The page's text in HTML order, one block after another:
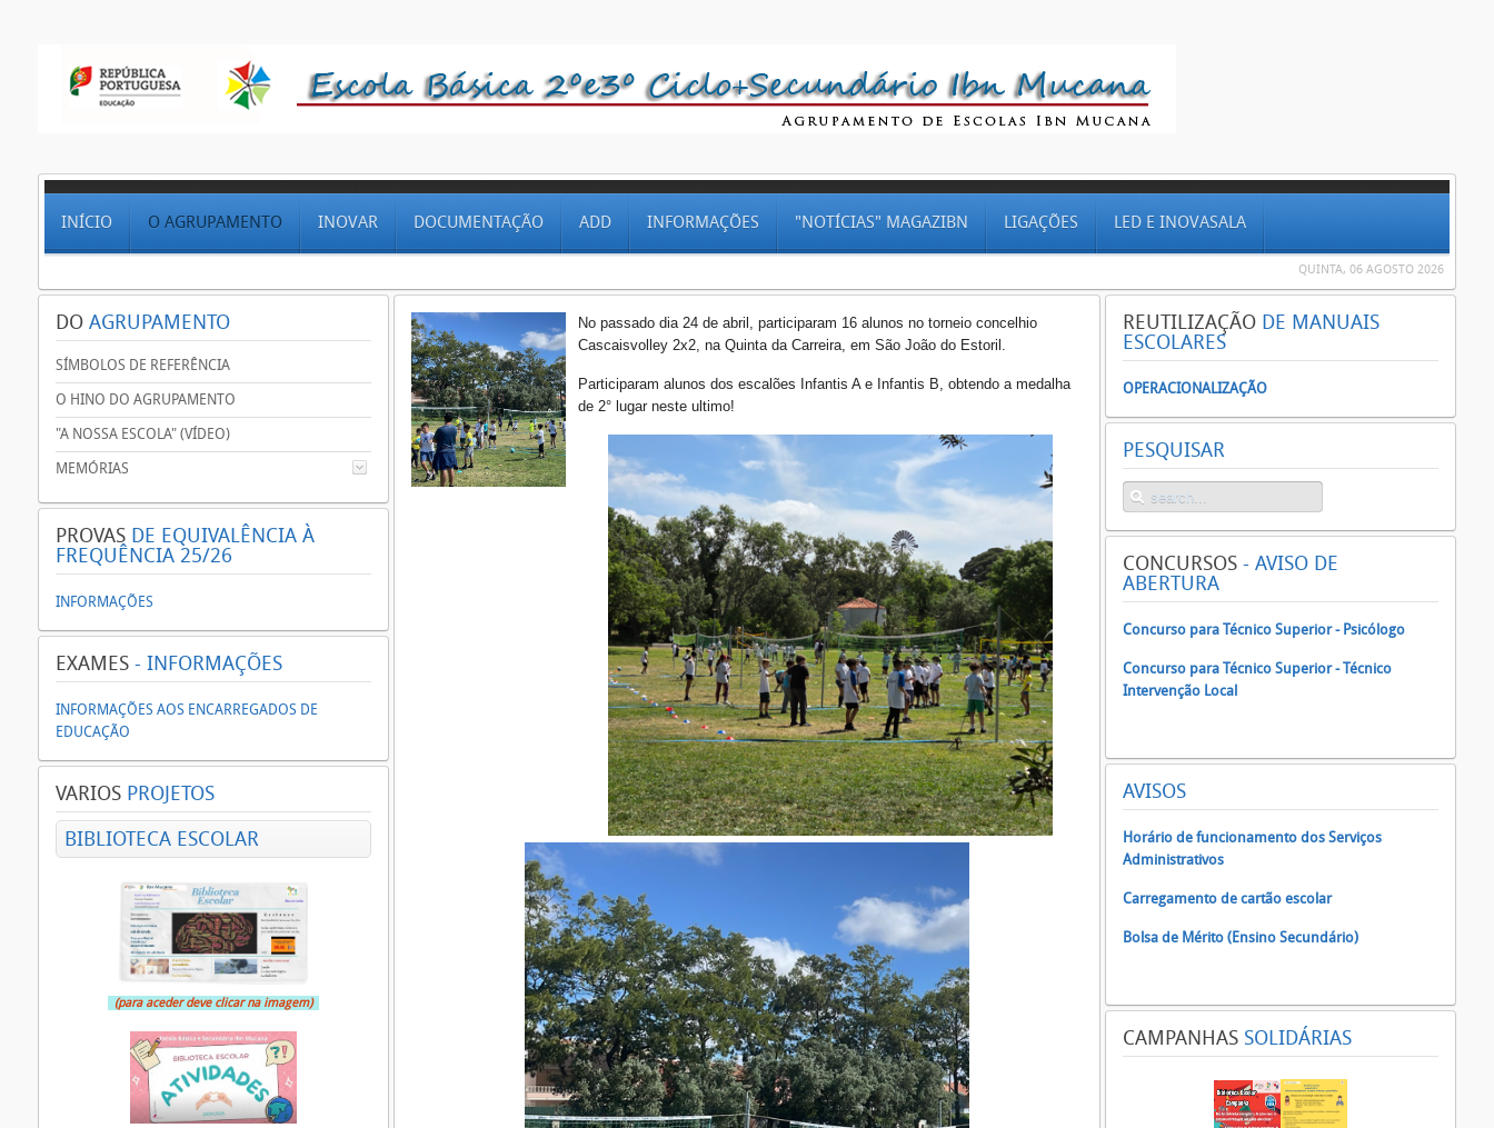
INÍCIO O AGRUPAMENTO INOVAR DOCUMENTAÇÃO ADD INFORMAÇÕES "NOTÍCIAS" MAGAZIBN LIGAÇÕES LED E INOVASALA
QUINTA, 06 AGOSTO 2026
No passado dia 24 de abril, participaram 16 alunos no torneio concelhio
Cascaisvolley 2x2, na Quinta da Carreira, em São João do Estoril.
Participaram alunos dos escalões Infantis A e Infantis B, obtendo a medalha
de 2° lugar neste ultimo!
DO AGRUPAMENTO
SÍMBOLOS DE REFERÊNCIA
O HINO DO AGRUPAMENTO
"A NOSSA ESCOLA" (VÍDEO)
MEMÓRIAS
PROVAS DE EQUIVALÊNCIA À
FREQUÊNCIA 25/26
INFORMAÇÕES
EXAMES - INFORMAÇÕES
INFORMAÇÕES AOS ENCARREGADOS DE
EDUCAÇÃO
VARIOS PROJETOS
BIBLIOTECA ESCOLAR
(para aceder deve clicar na imagem)
REUTILIZAÇÃO DE MANUAIS
ESCOLARES
OPERACIONALIZAÇÃO
PESQUISAR
CONCURSOS - AVISO DE
ABERTURA
Concurso para Técnico Superior - Psicólogo
Concurso para Técnico Superior - Técnico
Intervenção Local
AVISOS
Horário de funcionamento dos Serviços
Administrativos
Carregamento de cartão escolar
Bolsa de Mérito (Ensino Secundário)
CAMPANHAS SOLIDÁRIAS